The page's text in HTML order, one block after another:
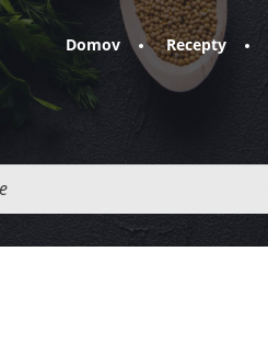
Domov Recepty